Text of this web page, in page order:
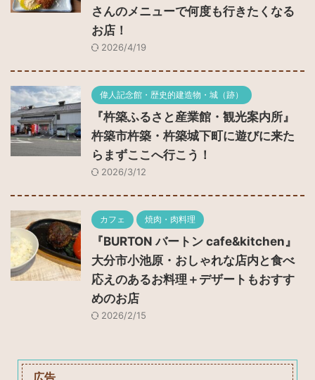
さんのメニューで何度も行きたくなる
お店！
2026/4/19
偉人記念館・歴史的建造物・城（跡）
『杵築ふるさと産業館・観光案内所』
杵築市杵築・杵築城下町に遊びに来た
らまずここへ行こう！
2026/3/12
カフェ 焼肉・肉料理
『BURTON バートン cafe&kitchen』
大分市小池原・おしゃれな店内と食べ
応えのあるお料理＋デザートもおすす
めのお店
2026/2/15